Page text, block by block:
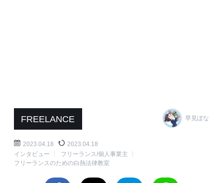
FREELANCE 早見ぽな
2023.04.18
2023.04.18
インタビュー
フリーランス/個人事業主
フリーランスのための白熱法律教室